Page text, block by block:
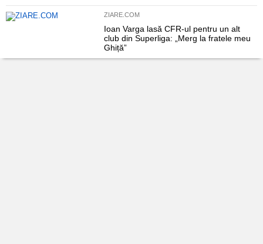
ZIARE.COM
Ioan Varga lasă CFR-ul pentru un alt
club din Superliga: „Merg la fratele meu
Ghiță”